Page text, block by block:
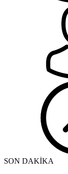
SON DAKİKA